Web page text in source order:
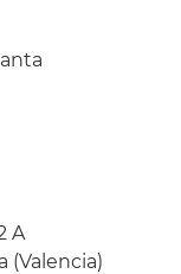
A
(Valencia)